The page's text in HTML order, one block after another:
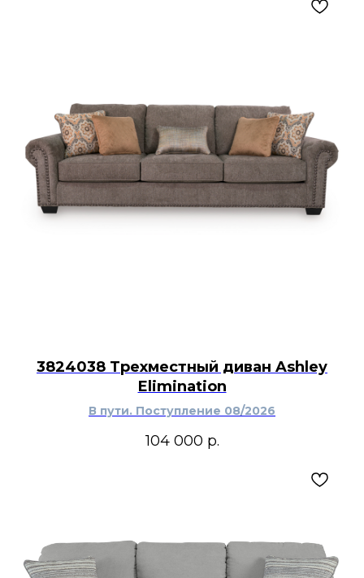
3824038 Трехместный диван Ashley
Elimination
В пути. Поступление 08/2026
104 000 р.